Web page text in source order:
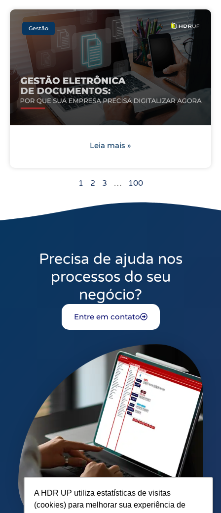
A HDR UP utiliza estatísticas de visitas
(cookies) para melhorar sua experiência de
A HDR UP utiliza estatísticas de visitas
(cookies) para melhorar sua experiência de
Gestão
Leia mais »
1 2 3 … 100
Precisa de ajuda nos
processos do seu
negócio?
Entre em contato